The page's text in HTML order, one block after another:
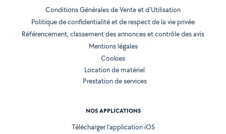
Conditions Générales de Vente et d'Utilisation
Politique de confidentialité et de respect de la vie privée
Référencement, classement des annonces et contrôle des avis
Mentions légales
Cookies
Location de matériel
Prestation de services
NOS APPLICATIONS
Télécharger l’application iOS